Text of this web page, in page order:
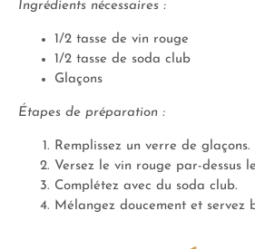
Ingrédients nécessaires :
1/2 tasse de vin rouge
1/2 tasse de soda club
Glaçons
Étapes de préparation :
Remplissez un verre de glaçons.
Versez le vin rouge par-dessus
Complétez avec du soda club.
Mélangez doucement et servez